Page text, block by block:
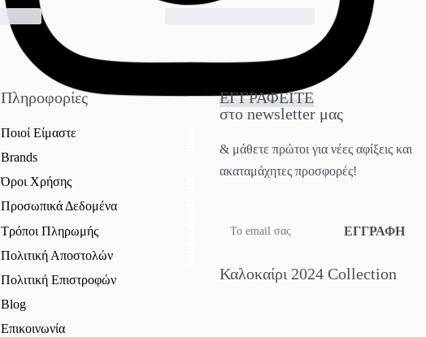
Πληροφορίες
Ποιοί Είμαστε
Brands
Όροι Χρήσης
Προσωπικά Δεδομένα
Τρόποι Πληρωμής
Πολιτική Αποστολών
Πολιτική Επιστροφών
Blog
Επικοινωνία
ΕΓΓΡΑΦΕΙΤΕ
στο newsletter μας
& μάθετε πρώτοι για νέες αφίξεις και
ακαταμάχητες προσφορές!
Καλοκαίρι 2024 Collection